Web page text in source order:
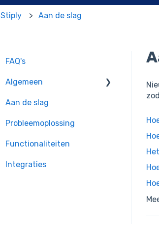
Stiply Aan de slag
FAQ's
Algemeen
Privacy &
Aan de slag
Probleemoplossing
Functionaliteiten
Integraties